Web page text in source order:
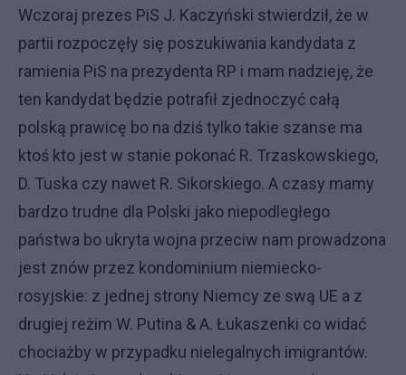
Wczoraj prezes PiS J. Kaczyński stwierdził, że w
partii rozpoczęły się poszukiwania kandydata z
ramienia PiS na prezydenta RP i mam nadzieję, że
ten kandydat będzie potrafił zjednoczyć całą
polską prawicę bo na dziś tylko takie szanse ma
ktoś kto jest w stanie pokonać R. Trzaskowskiego,
D. Tuska czy nawet R. Sikorskiego. A czasy mamy
bardzo trudne dla Polski jako niepodległego
państwa bo ukryta wojna przeciw nam prowadzona
jest znów przez kondominium niemiecko-
rosyjskie: z jednej strony Niemcy ze swą UE a z
drugiej reżim W. Putina & A. Łukaszenki co widać
chociażby w przypadku nielegalnych imigrantów.